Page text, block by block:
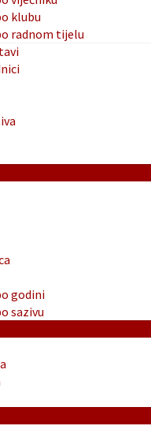
klubu
radnom tijelu
godini
sazivu